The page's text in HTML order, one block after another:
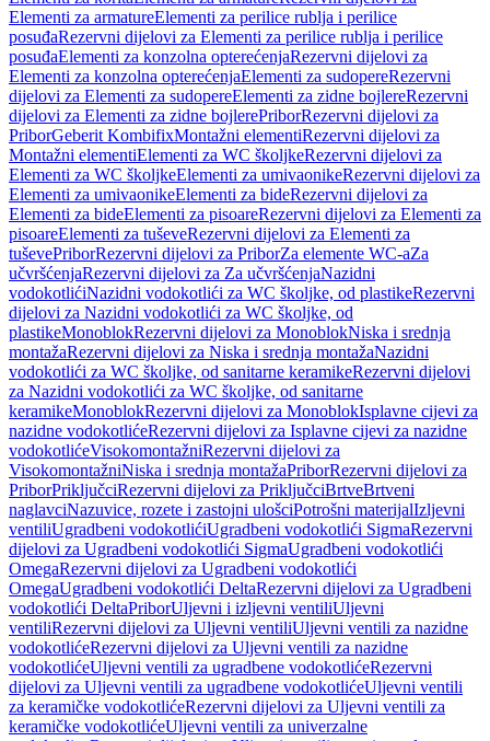
Elementi za armatureElementi za perilice rublja i perilice
posuđaRezervni dijelovi za Elementi za perilice rublja i perilice
posuđaElementi za konzolna opterećenjaRezervni dijelovi za
Elementi za konzolna opterećenjaElementi za sudopereRezervni
dijelovi za Elementi za sudopereElementi za zidne bojlereRezervni
dijelovi za Elementi za zidne bojlerePriborRezervni dijelovi za
PriborGeberit KombifixMontažni elementiRezervni dijelovi za
Montažni elementiElementi za WC školjkeRezervni dijelovi za
Elementi za WC školjkeElementi za umivaonikeRezervni dijelovi za
Elementi za umivaonikeElementi za bideRezervni dijelovi za
Elementi za bideElementi za pisoareRezervni dijelovi za Elementi za
pisoareElementi za tuševeRezervni dijelovi za Elementi za
tuševePriborRezervni dijelovi za PriborZa elemente WC-aZa
učvršćenjaRezervni dijelovi za Za učvršćenjaNazidni
vodokotlićiNazidni vodokotlići za WC školjke, od plastikeRezervni
dijelovi za Nazidni vodokotlići za WC školjke, od
plastikeMonoblokRezervni dijelovi za MonoblokNiska i srednja
montažaRezervni dijelovi za Niska i srednja montažaNazidni
vodokotlići za WC školjke, od sanitarne keramikeRezervni dijelovi
za Nazidni vodokotlići za WC školjke, od sanitarne
keramikeMonoblokRezervni dijelovi za MonoblokIsplavne cijevi za
nazidne vodokotlićeRezervni dijelovi za Isplavne cijevi za nazidne
vodokotlićeVisokomontažniRezervni dijelovi za
VisokomontažniNiska i srednja montažaPriborRezervni dijelovi za
PriborPriključciRezervni dijelovi za PriključciBrtveBrtveni
naglavciNazuvice, rozete i zastojni ulošciPotrošni materijalIzljevni
ventiliUgradbeni vodokotlićiUgradbeni vodokotlići SigmaRezervni
dijelovi za Ugradbeni vodokotlići SigmaUgradbeni vodokotlići
OmegaRezervni dijelovi za Ugradbeni vodokotlići
OmegaUgradbeni vodokotlići DeltaRezervni dijelovi za Ugradbeni
vodokotlići DeltaPriborUljevni i izljevni ventiliUljevni
ventiliRezervni dijelovi za Uljevni ventiliUljevni ventili za nazidne
vodokotlićeRezervni dijelovi za Uljevni ventili za nazidne
vodokotlićeUljevni ventili za ugradbene vodokotlićeRezervni
dijelovi za Uljevni ventili za ugradbene vodokotlićeUljevni ventili
za keramičke vodokotlićeRezervni dijelovi za Uljevni ventili za
keramičke vodokotlićeUljevni ventili za univerzalne